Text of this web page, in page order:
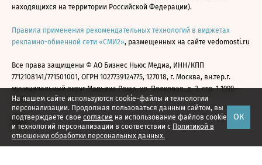
На нашем сайте используются cookie-файлы и технологии
персонализации. Продолжая пользоваться данным сайтом, вы
подтверждаете свое согласие на использование файлов cookie
и технологий персонализации в соответствии с Политикой в
отношении обработки персональных данных.
ОК
находящихся на территории Российской Федерации).
Правила применения рекомендательных технологий в виджетах
рекламно-обменной сети «СМИ2», размещенных на сайте vedomosti.ru
Все права защищены © АО Бизнес Ньюс Медиа, ИНН/КПП
7712108141/771501001, ОГРН 1027739124775, 127018, г. Москва, вн.тер.г.
муниципальный округ Марьина Роща, ул. Полковая, д. 3, стр. 1 1999—
2026